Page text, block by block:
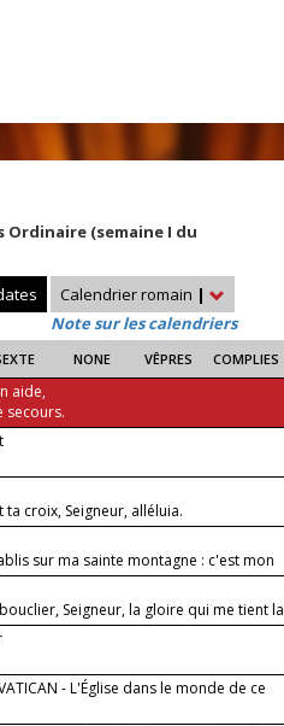
Ordinaire (semaine I du
Calendrier romain |
Note sur les calendriers
NONE VÊPRES COMPLIES
aide,
secours.
croix, Seigneur, alléluia.
sur ma sainte montagne : c'est mon
Seigneur, la gloire qui me tient la
- L'Église dans le monde de ce